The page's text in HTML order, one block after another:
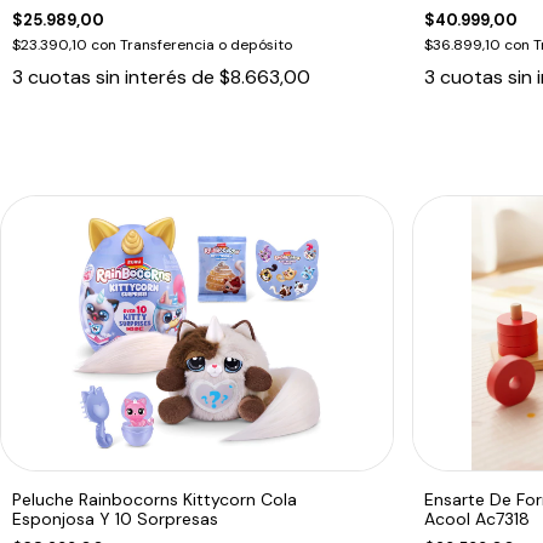
$25.989,00
$23.390,10 con Transferencia o depósito
3 cuotas sin interés de $8.663,00
$40.999,00
$36.899,10 con
3 cuotas sin
Peluche Rainbocorns Kittycorn Cola
Esponjosa Y 10 Sorpresas
Ensarte De
Acool Ac7318